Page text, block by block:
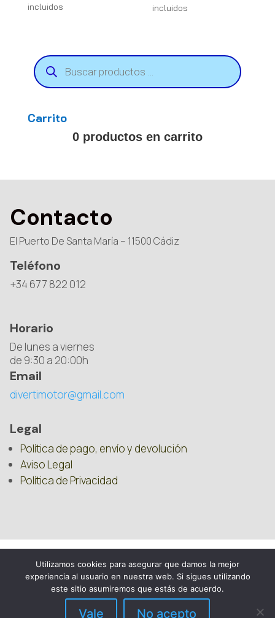
incluidos
incluidos
Búsqueda
de
productos
Carrito
0 productos en carrito
Contacto
El Puerto De Santa María – 11500 Cádiz
Teléfono
+34 677 822 012
Horario
De lunes a viernes
de 9:30 a 20:00h
Email
divertimotor@gmail.com
Legal
Política de pago, envío y devolución
Aviso Legal
Política de Privacidad
Utilizamos cookies para asegurar que damos la mejor
experiencia al usuario en nuestra web. Si sigues utilizando
este sitio asumiremos que estás de acuerdo.
Vale No acepto